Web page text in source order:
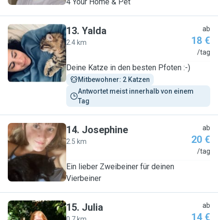
Y
13. Yalda
2.4 km
ab
18 €
/tag
Deine Katze in den besten Pfoten :-)
Mitbewohner: 2 Katzen
Antwortet meist innerhalb von einem
Tag
J
14. Josephine
2.5 km
ab
20 €
/tag
Ein lieber Zweibeiner für deinen
Vierbeiner
15. Julia ab
14 €